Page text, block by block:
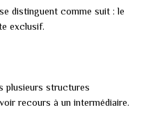
distinguent comme suit : le
exclusif.
plusieurs structures
recours à un intermédiaire.